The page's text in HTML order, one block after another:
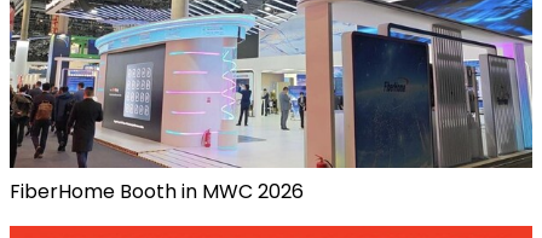
FiberHome Booth in MWC 2026